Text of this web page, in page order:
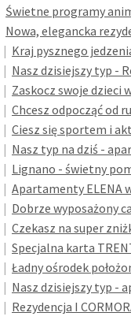
Świetne programy
Nowa, elegancka
| Kraj pysznego
| Nasz dzisiejszy typ -
| Zaskocz swoje dzieci
| Chcesz odpocząć od
| Ciesz się sportem i
| Nasz typ na dziś -
| Lignano - świetny
| Apartamenty ELENA
| Dobrze wyposażony
| Czekasz na super
| Specjalna karta
| Ładny ośrodek
| Nasz dzisiejszy typ -
| Rezydencja I